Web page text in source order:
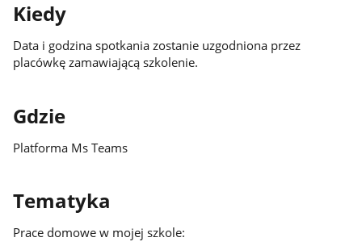
Kiedy
Data i godzina spotkania zostanie uzgodniona przez
placówkę zamawiającą szkolenie.
Gdzie
Platforma Ms Teams
Tematyka
Prace domowe w mojej szkole: